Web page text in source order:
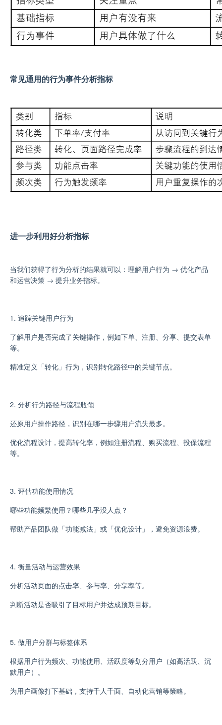
常见通用的行为事件分析指标
进一步利用好分析指标
当我们获得了行为分析的结果就可以 ： 理解用户行为 → 优化产品
和运营决策 → 提升业务指标。
1. 追踪关键用户行为
了解用户是否完成了关键操作，例如下单、注册、分享、提交表单
等。
精准定义「转化」行为，识别转化路径中的关键节点。
2. 分析行为路径与流程瓶颈
还原用户操作路径，识别在哪一步骤用户流失最多。
优化流程设计，提高转化率，例如注册流程、购买流程、投保流程
等。
3. 评估功能使用情况
哪些功能频繁使用？哪些几乎没人点？
帮助产品团队做「功能减法」或「优化设计」，避免资源浪费。
4. 衡量活动与运营效果
分析活动页面的点击率、参与率、分享率等。
判断活动是否吸引了目标用户并达成预期目标。
5. 做用户分群与标签体系
根据用户行为频次、功能使用、活跃度等划分用户（如高活跃、沉
默用户）。
为用户画像打下基础，支持千人千面、自动化营销等策略。